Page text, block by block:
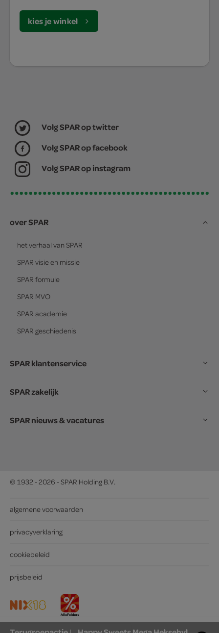
kies je winkel
Volg SPAR op twitter
Volg SPAR op facebook
Volg SPAR op instagram
over SPAR
het verhaal van SPAR
SPAR visie en missie
SPAR formule
SPAR MVO
SPAR academie
SPAR geschiedenis
SPAR klantenservice
SPAR zakelijk
SPAR nieuws & vacatures
© 1932 - 2026 - SPAR Holding B.V.
algemene voorwaarden
privacyverklaring
cookiebeleid
prijsbeleid